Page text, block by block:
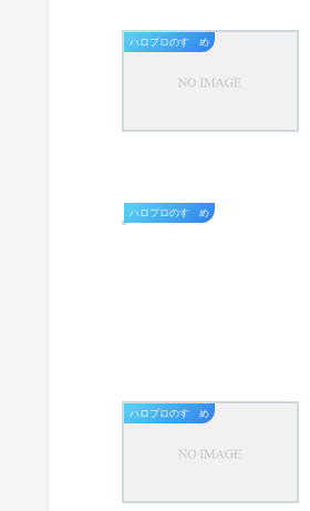
ハロプロのすゝめ
ハロプロのすゝめ
ハロプロのすゝめ